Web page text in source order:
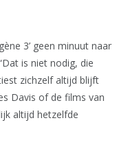
3’ geen minuut naar
is niet nodig, die
zichzelf altijd blijft
Davis of de films van
altijd hetzelfde